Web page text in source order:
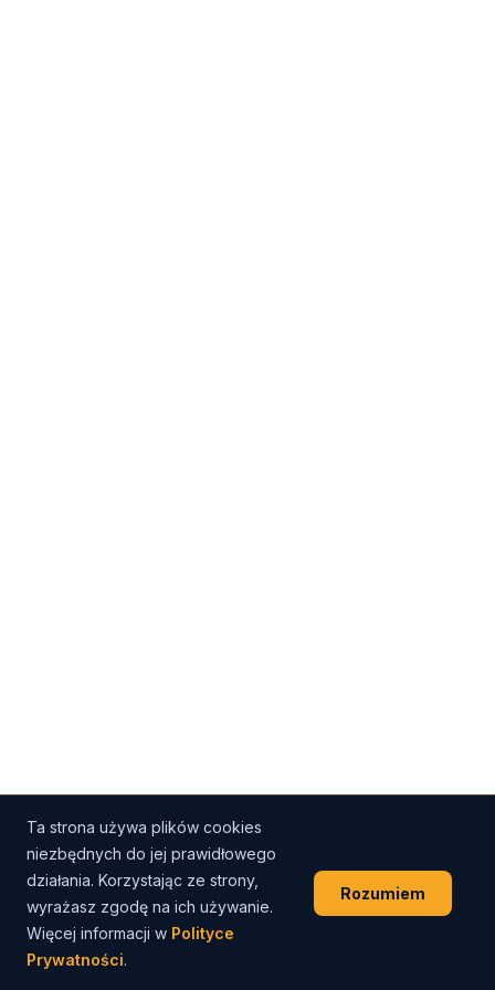
Ta strona używa plików cookies
niezbędnych do jej prawidłowego
działania. Korzystając ze strony,
wyrażasz zgodę na ich używanie.
Więcej informacji w Polityce
Prywatności.
Rozumiem